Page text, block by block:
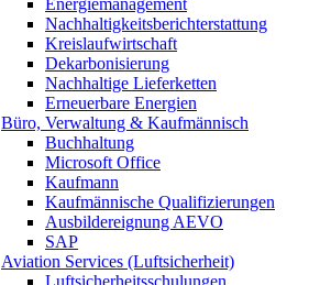
Nachhaltigkeitsberichterstattung
Kreislaufwirtschaft
Dekarbonisierung
Nachhaltige Lieferketten
Erneuerbare Energien
Büro, Verwaltung & Kaufmännisch
Buchhaltung
Microsoft Office
Kaufmann
Kaufmännische Qualifizierungen
Ausbildereignung AEVO
SAP
Aviation Services (Luftsicherheit)
Luftsicherheitsschulungen